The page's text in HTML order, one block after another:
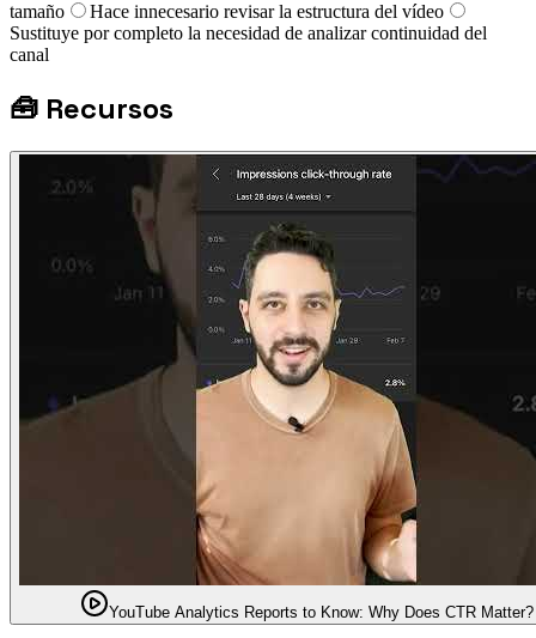
tamaño
Hace innecesario revisar la estructura del vídeo
Sustituye por completo la necesidad de analizar continuidad del
canal
🧰 Recursos
YouTube Analytics Reports to Know: Why Does CTR Matter?